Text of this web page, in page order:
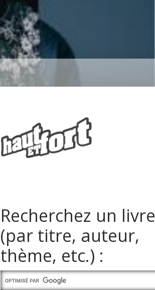
Recherchez un livre
(par titre, auteur,
thème, etc.) :